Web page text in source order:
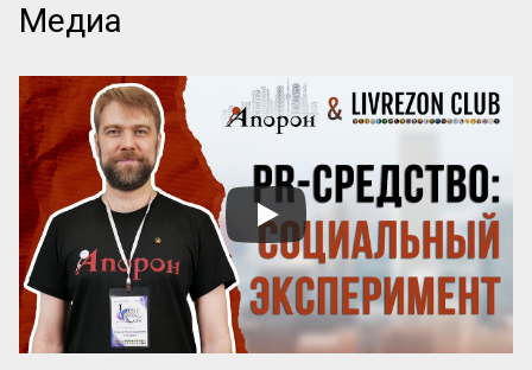
название! А ведь именно название, а
вовсе не содержание, приносит книге
успех! Кто думает иначе — пусть
проведет простой эксперимент: спросит
у кого угодно, какая книга более
знаменита: про черта в городе или про
джинна в деревне? Никто вам ничего
вразумительного не скажет. Но если
поставить вопрос иначе: какая книга
более знаменита: «‎Мастер и Маргарита»
или «...
Медиа